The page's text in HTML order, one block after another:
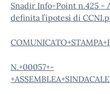
Snadir Info-Point n.425 -
definita l’ipotesi di
N.+00057+-